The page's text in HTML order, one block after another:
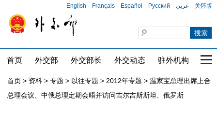
English Français Español Русский عربي 关怀版
首页 外交部 外交部长 外交动态 驻外机构 国
首页 > 资料 > 专题 > 以往专题 > 2012年专题 > 温家宝总理出席上合
总理会议、中俄总理定期会晤并访问吉尔吉斯斯坦、俄罗斯